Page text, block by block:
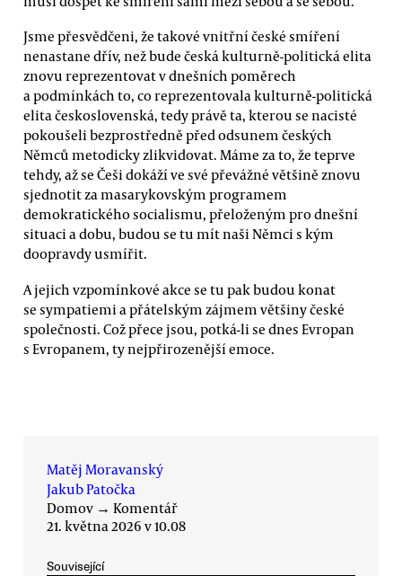
Jsme přesvědčeni, že takové vnitřní české smíření
nenastane dřív, než bude česká kulturně-politická elita
znovu reprezentovat v dnešních poměrech
a podmínkách to, co reprezentovala kulturně-politická
elita československá, tedy právě ta, kterou se nacisté
pokoušeli bezprostředně před odsunem českých
Němců metodicky zlikvidovat. Máme za to, že teprve
tehdy, až se Češi dokáží ve své převážné většině znovu
sjednotit za masarykovským programem
demokratického socialismu, přeloženým pro dnešní
situaci a dobu, budou se tu mít naši Němci s kým
doopravdy usmířit.
A jejich vzpomínkové akce se tu pak budou konat
se sympatiemi a přátelským zájmem většiny české
společnosti. Což přece jsou, potká-li se dnes Evropan
s Evropanem, ty nejpřirozenější emoce.
Matěj Moravanský
Jakub Patočka
Domov → Komentář
21. května 2026 v 10.08
Související